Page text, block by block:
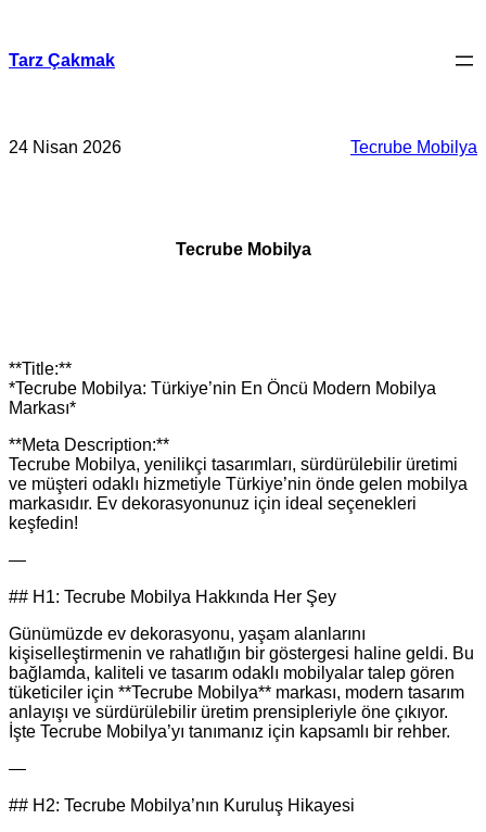
Tarz Çakmak
24 Nisan 2026 Tecrube Mobilya
Tecrube Mobilya
**Title:**
*Tecrube Mobilya: Türkiye’nin En Öncü Modern Mobilya
Markası*
**Meta Description:**
Tecrube Mobilya, yenilikçi tasarımları, sürdürülebilir üretimi
ve müşteri odaklı hizmetiyle Türkiye’nin önde gelen mobilya
markasıdır. Ev dekorasyonunuz için ideal seçenekleri
keşfedin!
—
## H1: Tecrube Mobilya Hakkında Her Şey
Günümüzde ev dekorasyonu, yaşam alanlarını
kişiselleştirmenin ve rahatlığın bir göstergesi haline geldi. Bu
bağlamda, kaliteli ve tasarım odaklı mobilyalar talep gören
tüketiciler için **Tecrube Mobilya** markası, modern tasarım
anlayışı ve sürdürülebilir üretim prensipleriyle öne çıkıyor.
İşte Tecrube Mobilya’yı tanımanız için kapsamlı bir rehber.
—
## H2: Tecrube Mobilya’nın Kuruluş Hikayesi